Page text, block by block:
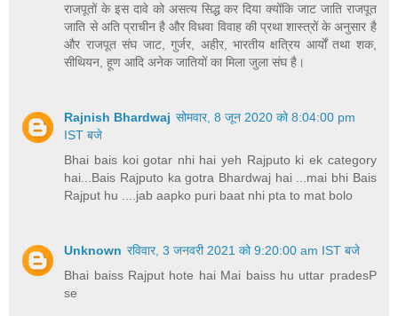
राजपूतों के इस दावे को असत्य सिद्ध कर दिया क्योंकि जाट जाति राजपूत
जाति से अति प्राचीन है और विधवा विवाह की प्रथा शास्त्रों के अनुसार है
और राजपूत संघ जाट, गुर्जर, अहीर, भारतीय क्षत्रिय आर्यों तथा शक,
सीथियन, हूण आदि अनेक जातियों का मिला जुला संघ है।
Rajnish Bhardwaj सोमवार, 8 जून 2020 को 8:04:00 pm
IST बजे
Bhai bais koi gotar nhi hai yeh Rajputo ki ek category
hai...Bais Rajputo ka gotra Bhardwaj hai ...mai bhi Bais
Rajput hu ....jab aapko puri baat nhi pta to mat bolo
Unknown रविवार, 3 जनवरी 2021 को 9:20:00 am IST बजे
Bhai baiss Rajput hote hai Mai baiss hu uttar pradesP
se